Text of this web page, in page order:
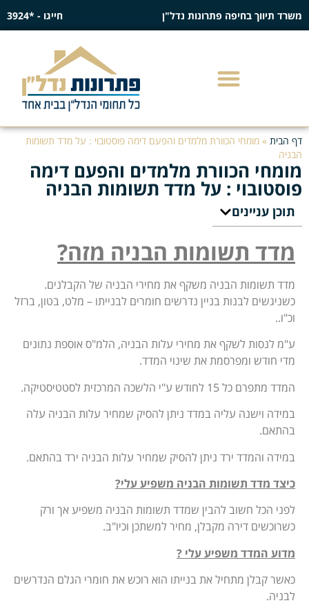
משרד תיווך בחיפה פתרונות נדל"ן חייגו - *3924
דף הבית » מומחי הכוורת מלמדים והפעם דימה פוסטובוי : על מדד תשומות
הבניה
מומחי הכוורת מלמדים והפעם דימה
פוסטובוי : על מדד תשומות הבניה
תוכן עניינים
מדד תשומות הבניה מזה?
מדד תשומות הבניה משקף את מחירי הבניה של הקבלנים.
כשניגשים לבנות בניין נדרשים חומרים לבנייתו – מלט, בטון, ברזל
וכ"ו..
ע"מ לנסות לשקף את מחירי עלות הבניה, הלמ"ס אוספת נתונים
מדי חודש ומפרסמת את שינוי המדד.
המדד מתפרם כל 15 לחודש ע"י הלשכה המרכזית לסטטיסטיקה.
במידה וישנה עליה במדד ניתן להסיק שמחיר עלות הבניה עלה
בהתאם.
במידה והמדד ירד ניתן להסיק שמחיר עלות הבניה ירד בהתאם.
כיצד מדד תשומות הבניה משפיע עלי?
לפני הכל חשוב להבין שמדד תשומות הבניה משפיע אך ורק
כשרוכשים דירה מקבלן, מחיר למשתכן וכיו"ב.
מדוע המדד משפיע עלי ?
כאשר קבלן מתחיל את בנייתו הוא רוכש את חומרי הגלם הנדרשים
לבניה.